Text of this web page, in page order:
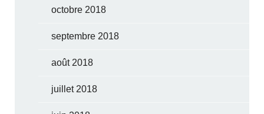
octobre 2018
septembre 2018
août 2018
juillet 2018